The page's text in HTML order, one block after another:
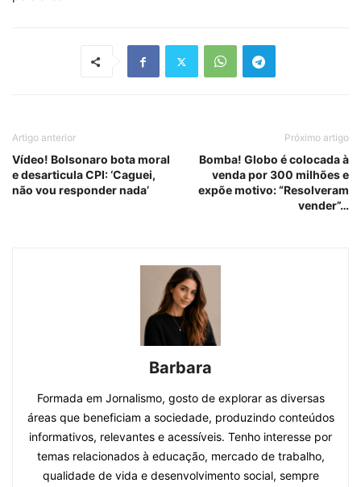
Artigo anterior
Vídeo! Bolsonaro bota moral
e desarticula CPI: ‘Caguei,
não vou responder nada’
Próximo artigo
Bomba! Globo é colocada à
venda por 300 milhões e
expõe motivo: “Resolveram
vender”…
Barbara
Formada em Jornalismo, gosto de explorar as diversas
áreas que beneficiam a sociedade, produzindo conteúdos
informativos, relevantes e acessíveis. Tenho interesse por
temas relacionados à educação, mercado de trabalho,
qualidade de vida e desenvolvimento social, sempre